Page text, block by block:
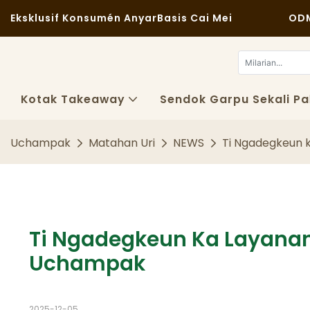
Eksklusif Konsumén AnyarBasis Cai Mei
Kotak Takeaway Sendok Garpu Sekali
Uchampak Matahan Uri NEWS Ti Ngadegkeun
Ti Ngadegkeun Ka
Uchampak